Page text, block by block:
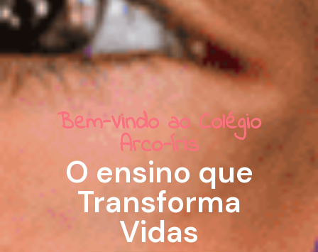
Bem-Vindo ao Colégio
Arco-Íris
O ensino que
Transforma
Vidas